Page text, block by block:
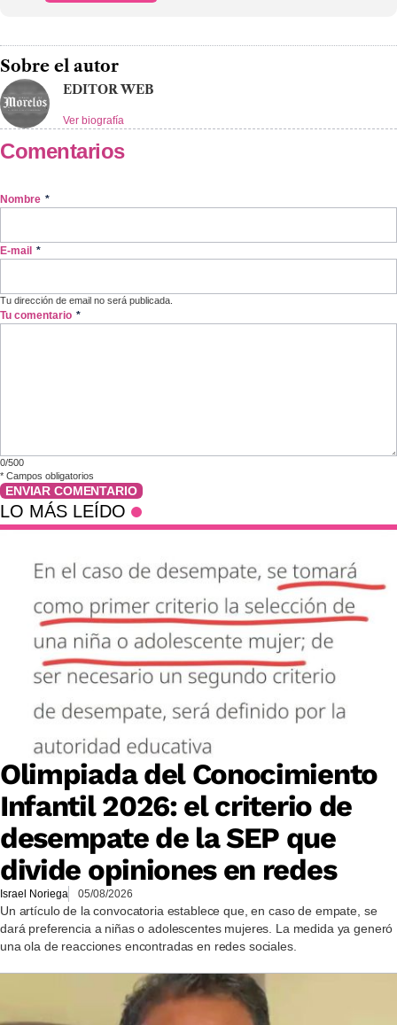
Sobre el autor
EDITOR WEB
Ver biografía
Comentarios
Nombre *
E-mail *
Tu dirección de email no será publicada.
Tu comentario *
0/500
* Campos obligatorios
ENVIAR COMENTARIO
LO MÁS LEÍDO
Olimpiada del Conocimiento
Infantil 2026: el criterio de
desempate de la SEP que
divide opiniones en redes
Israel Noriega 05/08/2026
Un artículo de la convocatoria establece que, en caso de empate, se
dará preferencia a niñas o adolescentes mujeres. La medida ya generó
una ola de reacciones encontradas en redes sociales.